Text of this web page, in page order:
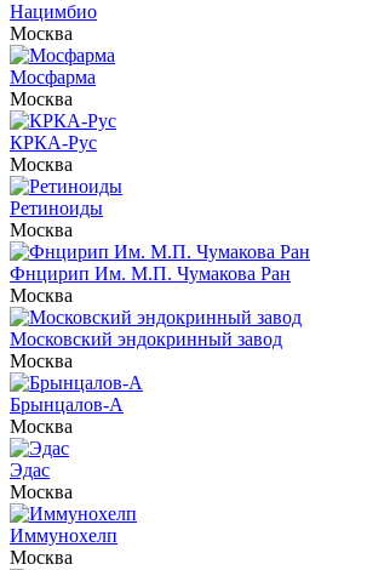
Нацимбио
Москва
Мосфарма
Москва
КРКА-Рус
Москва
Ретиноиды
Москва
Фнцирип Им. М.П. Чумакова Ран
Москва
Московский эндокринный завод
Москва
Брынцалов-А
Москва
Эдас
Москва
Иммунохелп
Москва